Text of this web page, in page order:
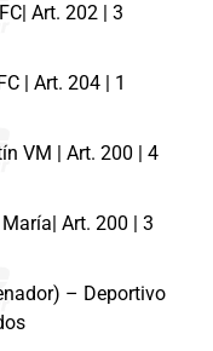
Art. 202 | 3
| Art. 204 | 1
VM | Art. 200 | 4
Art. 200 | 3
– Deportivo